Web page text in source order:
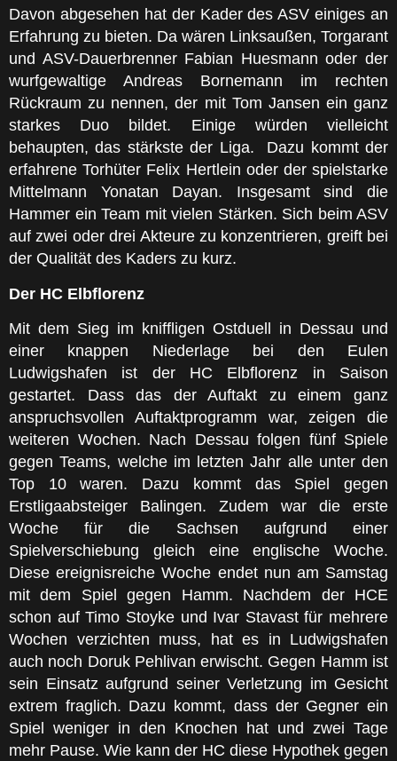
Davon abgesehen hat der Kader des ASV einiges an
Erfahrung zu bieten. Da wären Linksaußen, Torgarant
und ASV-Dauerbrenner Fabian Huesmann oder der
wurfgewaltige Andreas Bornemann im rechten
Rückraum zu nennen, der mit Tom Jansen ein ganz
starkes Duo bildet. Einige würden vielleicht
behaupten, das stärkste der Liga. Dazu kommt der
erfahrene Torhüter Felix Hertlein oder der spielstarke
Mittelmann Yonatan Dayan. Insgesamt sind die
Hammer ein Team mit vielen Stärken. Sich beim ASV
auf zwei oder drei Akteure zu konzentrieren, greift bei
der Qualität des Kaders zu kurz.
Der HC Elbflorenz
Mit dem Sieg im kniffligen Ostduell in Dessau und
einer knappen Niederlage bei den Eulen
Ludwigshafen ist der HC Elbflorenz in Saison
gestartet. Dass das der Auftakt zu einem ganz
anspruchsvollen Auftaktprogramm war, zeigen die
weiteren Wochen. Nach Dessau folgen fünf Spiele
gegen Teams, welche im letzten Jahr alle unter den
Top 10 waren. Dazu kommt das Spiel gegen
Erstligaabsteiger Balingen. Zudem war die erste
Woche für die Sachsen aufgrund einer
Spielverschiebung gleich eine englische Woche.
Diese ereignisreiche Woche endet nun am Samstag
mit dem Spiel gegen Hamm. Nachdem der HCE
schon auf Timo Stoyke und Ivar Stavast für mehrere
Wochen verzichten muss, hat es in Ludwigshafen
auch noch Doruk Pehlivan erwischt. Gegen Hamm ist
sein Einsatz aufgrund seiner Verletzung im Gesicht
extrem fraglich. Dazu kommt, dass der Gegner ein
Spiel weniger in den Knochen hat und zwei Tage
mehr Pause. Wie kann der HC diese Hypothek gegen